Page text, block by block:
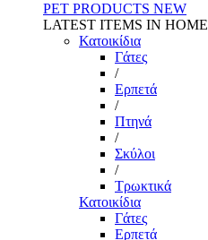
PET PRODUCTS NEW
LATEST ITEMS IN HOME
Κατοικίδια
Γάτες
/
Ερπετά
/
Πτηνά
/
Σκύλοι
/
Τρωκτικά
Κατοικίδια
Γάτες
Ερπετά